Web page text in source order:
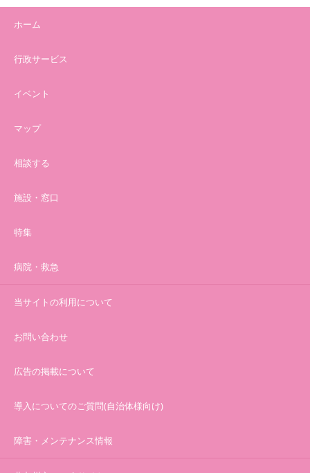
ホーム
行政サービス
イベント
マップ
相談する
施設・窓口
特集
病院・救急
当サイトの利用について
お問い合わせ
広告の掲載について
導入についてのご質問(自治体様向け)
障害・メンテナンス情報